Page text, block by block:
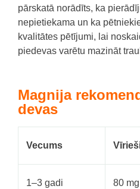
pārskatā norādīts, ka
nepietiekama un ka
kvalitātes pētījumi, lai
piedevas varētu mazināt
Magnija
devas
Vecums
1–3 gadi 80 mg